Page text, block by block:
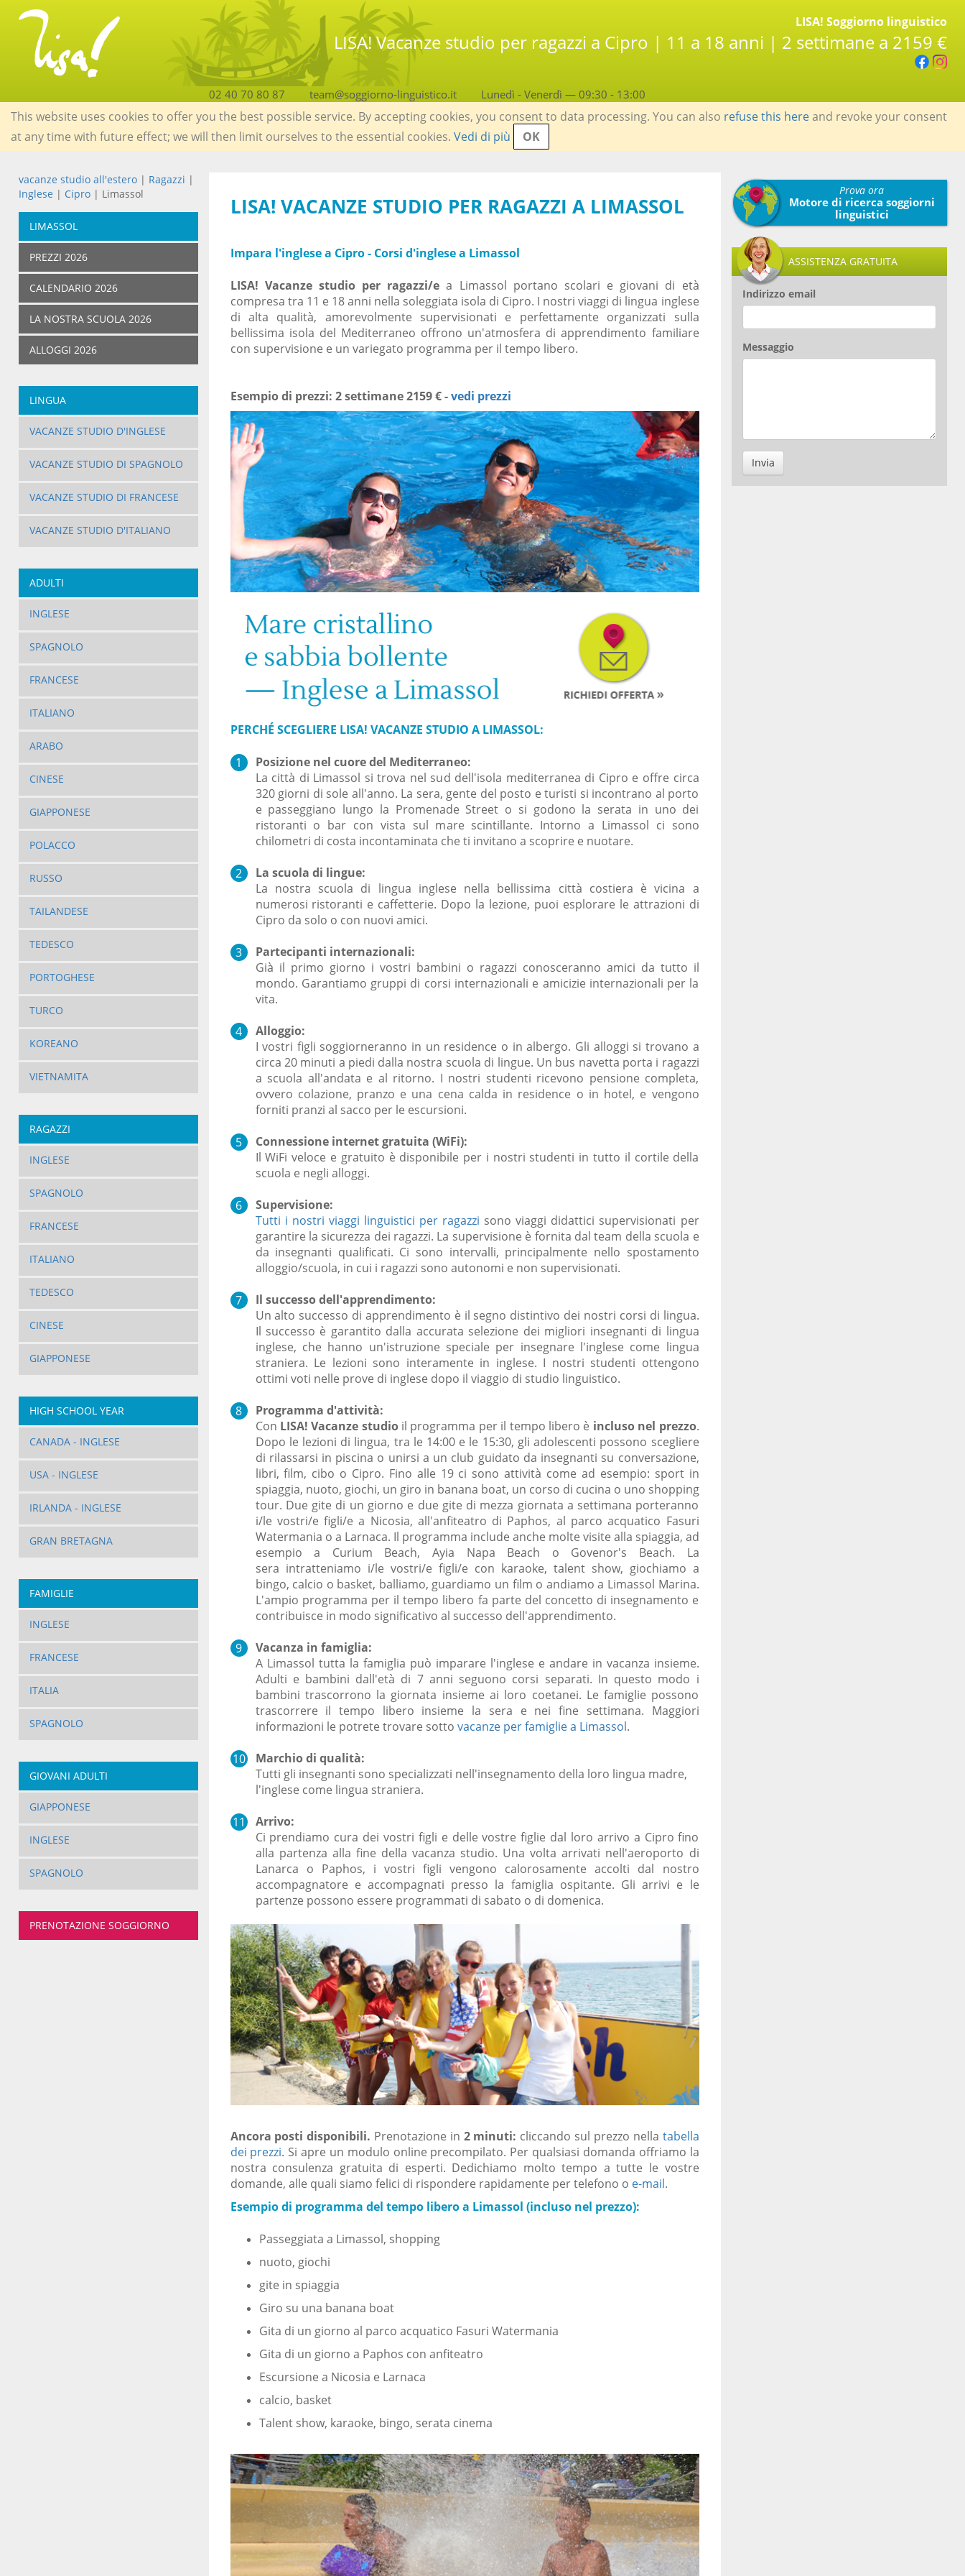
LISA! Soggiorno linguistico
LISA! Vacanze studio per ragazzi a Cipro | 11 a 18 anni | 2 settimane a 2159 €
02 40 70 80 87 team@soggiorno-linguistico.it Lunedì - Venerdì — 09:30 - 13:00
This website uses cookies to offer you the best possible service. By accepting cookies, you consent to data processing. You can also refuse this hereand revoke your consent
at any time with future effect; we will then limit ourselves to the essential cookies. Vedi di più OK
vacanze studio all'estero| Ragazzi |
Inglese | Cipro| Limassol
LIMASSOL
PREZZI 2026
CALENDARIO 2026
LA NOSTRA SCUOLA 2026
ALLOGGI 2026
LINGUA
VACANZE STUDIO D'INGLESE
VACANZE STUDIO DI SPAGNOLO
VACANZE STUDIO DI FRANCESE
VACANZE STUDIO D'ITALIANO
ADULTI
INGLESE
SPAGNOLO
FRANCESE
ITALIANO
ARABO
CINESE
GIAPPONESE
POLACCO
RUSSO
TAILANDESE
TEDESCO
PORTOGHESE
TURCO
KOREANO
VIETNAMITA
RAGAZZI
INGLESE
SPAGNOLO
FRANCESE
ITALIANO
TEDESCO
CINESE
GIAPPONESE
HIGH SCHOOL YEAR
CANADA - INGLESE
USA - INGLESE
IRLANDA - INGLESE
GRAN BRETAGNA
FAMIGLIE
INGLESE
FRANCESE
ITALIA
SPAGNOLO
GIOVANI ADULTI
GIAPPONESE
INGLESE
SPAGNOLO
PRENOTAZIONE SOGGIORNO
LISA! VACANZE STUDIO PER RAGAZZI A LIMASSOL
Impara l'inglese a Cipro - Corsi d'inglese a Limassol
LISA! Vacanze studio per ragazzi/e a Limassol portano scolari e giovani di età
compresa tra 11 e 18 anni nella soleggiata isola di Cipro. I nostri viaggi di lingua inglese
di alta qualità, amorevolmente supervisionati e perfettamente organizzati sulla
bellissima isola del Mediterraneo offrono un'atmosfera di apprendimento familiare
con supervisione e un variegato programma per il tempo libero.
Esempio di prezzi: 2 settimane 2159 € -vedi prezzi
PERCHÉ SCEGLIERE LISA! VACANZE STUDIO A LIMASSOL:
Posizione nel cuore del Mediterraneo:
La città di Limassol si trova nel sud dell'isola mediterranea di Cipro e offre circa
320 giorni di sole all'anno. La sera, gente del posto e turisti si incontrano al porto
e passeggiano lungo la Promenade Street o si godono la serata in uno dei
ristoranti o bar con vista sul mare scintillante. Intorno a Limassol ci sono
chilometri di costa incontaminata che ti invitano a scoprire e nuotare.
La scuola di lingue:
La nostra scuola di lingua inglese nella bellissima città costiera è vicina a
numerosi ristoranti e caffetterie. Dopo la lezione, puoi esplorare le attrazioni di
Cipro da solo o con nuovi amici.
Partecipanti internazionali:
Già il primo giorno i vostri bambini o ragazzi conosceranno amici da tutto il
mondo. Garantiamo gruppi di corsi internazionali e amicizie internazionali per la
vita.
Alloggio:
I vostri figli soggiorneranno in un residence o in albergo. Gli alloggi si trovano a
circa 20 minuti a piedi dalla nostra scuola di lingue. Un bus navetta porta i ragazzi
a scuola all'andata e al ritorno. I nostri studenti ricevono pensione completa,
ovvero colazione, pranzo e una cena calda in residence o in hotel, e vengono
forniti pranzi al sacco per le escursioni.
Connessione internet gratuita (WiFi):
Il WiFi veloce e gratuito è disponibile per i nostri studenti in tutto il cortile della
scuola e negli alloggi.
Supervisione:
Tutti i nostri viaggi linguistici per ragazzi sono viaggi didattici supervisionati per
garantire la sicurezza dei ragazzi. La supervisione è fornita dal team della scuola e
da insegnanti qualificati. Ci sono intervalli, principalmente nello spostamento
alloggio/scuola, in cui i ragazzi sono autonomi e non supervisionati.
Il successo dell'apprendimento:
Un alto successo di apprendimento è il segno distintivo dei nostri corsi di lingua.
Il successo è garantito dalla accurata selezione dei migliori insegnanti di lingua
inglese, che hanno un'istruzione speciale per insegnare l'inglese come lingua
straniera. Le lezioni sono interamente in inglese. I nostri studenti ottengono
ottimi voti nelle prove di inglese dopo il viaggio di studio linguistico.
Programma d'attività:
Con LISA! Vacanze studioil programma per il tempo libero è incluso nel prezzo.
Dopo le lezioni di lingua, tra le 14:00 e le 15:30, gli adolescenti possono scegliere
di rilassarsi in piscina o unirsi a un club guidato da insegnanti su conversazione,
libri, film, cibo o Cipro. Fino alle 19 ci sono attività come ad esempio: sport in
spiaggia, nuoto, giochi, un giro in banana boat, un corso di cucina o uno shopping
tour. Due gite di un giorno e due gite di mezza giornata a settimana porteranno
i/le vostri/e figli/e a Nicosia, all'anfiteatro di Paphos, al parco acquatico Fasuri
Watermania o a Larnaca. Il programma include anche molte visite alla spiaggia, ad
esempio a Curium Beach, Ayia Napa Beach o Govenor's Beach. La
sera intratteniamo i/le vostri/e figli/e con karaoke, talent show, giochiamo a
bingo, calcio o basket, balliamo, guardiamo un film o andiamo a Limassol Marina.
L'ampio programma per il tempo libero fa parte del concetto di insegnamento e
contribuisce in modo significativo al successo dell'apprendimento.
Vacanza in famiglia:
A Limassol tutta la famiglia può imparare l'inglese e andare in vacanza insieme.
Adulti e bambini dall'età di 7 anni seguono corsi separati. In questo modo i
bambini trascorrono la giornata insieme ai loro coetanei. Le famiglie possono
trascorrere il tempo libero insieme la sera e nei fine settimana. Maggiori
informazioni le potrete trovare sotto vacanze per famiglie a Limassol.
Marchio di qualità:
Tutti gli insegnanti sono specializzati nell'insegnamento della loro lingua madre,
l'inglese come lingua straniera.
Arrivo:
Ci prendiamo cura dei vostri figli e delle vostre figlie dal loro arrivo a Cipro fino
alla partenza alla fine della vacanza studio. Una volta arrivati nell'aeroporto di
Lanarca o Paphos, i vostri figli vengono calorosamente accolti dal nostro
accompagnatore e accompagnati presso la famiglia ospitante. Gli arrivi e le
partenze possono essere programmati di sabato o di domenica.
Ancora posti disponibili. Prenotazione in 2 minuti: cliccando sul prezzo nella tabella
dei prezzi. Si apre un modulo online precompilato. Per qualsiasi domanda offriamo la
nostra consulenza gratuita di esperti. Dedichiamo molto tempo a tutte le vostre
domande, alle quali siamo felici di rispondere rapidamente per telefono o e-mail.
Esempio di programma del tempo libero a Limassol (incluso nel prezzo):
Passeggiata a Limassol, shopping
nuoto, giochi
gite in spiaggia
Giro su una banana boat
Gita di un giorno al parco acquatico Fasuri Watermania
Gita di un giorno a Paphos con anfiteatro
Escursione a Nicosia e Larnaca
calcio, basket
Talent show, karaoke, bingo, serata cinema
Prova ora
Motore di ricerca soggiorni
linguistici
ASSISTENZA GRATUITA
Indirizzo email
Messaggio
Invia